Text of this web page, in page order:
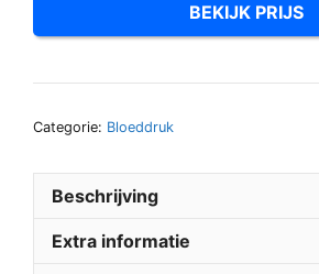
BEKIJK PRIJS
Categorie: Bloeddruk
Beschrijving
Extra informatie